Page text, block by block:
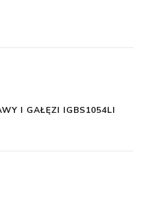
I GAŁĘZI IGBS1054LI